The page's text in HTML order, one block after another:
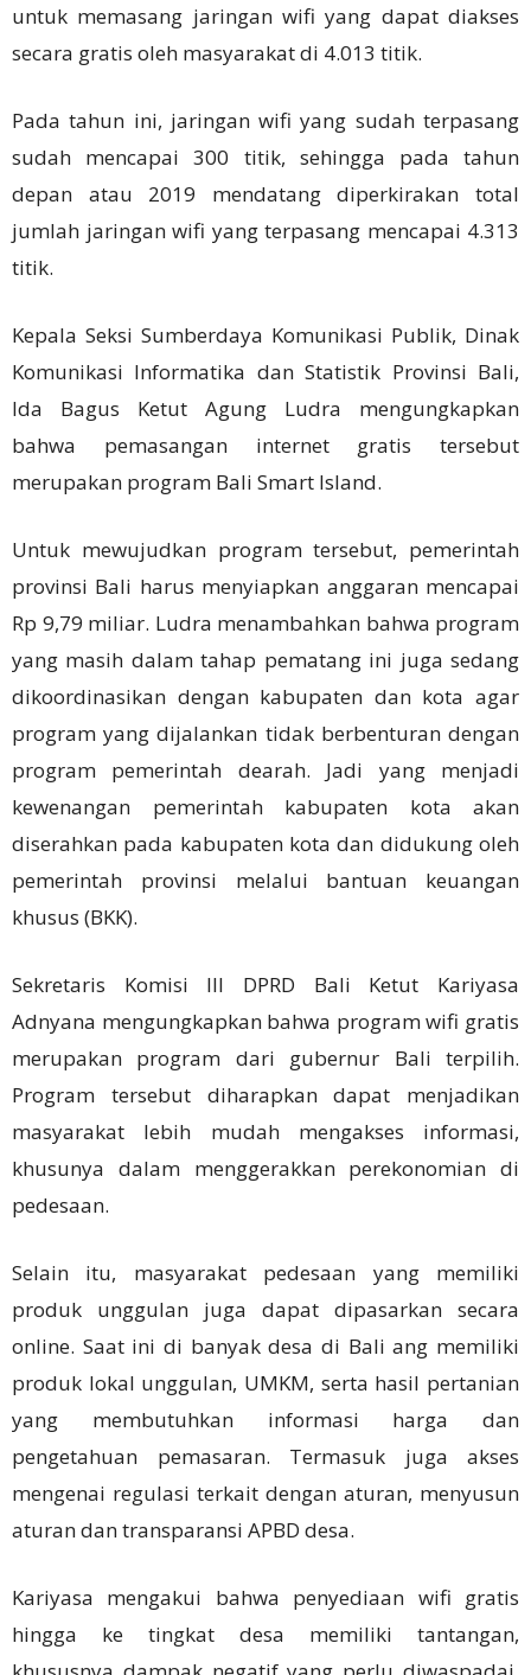
untuk memasang jaringan wifi yang dapat diakses
secara gratis oleh masyarakat di 4.013 titik.
Pada tahun ini, jaringan wifi yang sudah terpasang
sudah mencapai 300 titik, sehingga pada tahun
depan atau 2019 mendatang diperkirakan total
jumlah jaringan wifi yang terpasang mencapai 4.313
titik.
Kepala Seksi Sumberdaya Komunikasi Publik, Dinak
Komunikasi Informatika dan Statistik Provinsi Bali,
Ida Bagus Ketut Agung Ludra mengungkapkan
bahwa pemasangan internet gratis tersebut
merupakan program Bali Smart Island.
Untuk mewujudkan program tersebut, pemerintah
provinsi Bali harus menyiapkan anggaran mencapai
Rp 9,79 miliar. Ludra menambahkan bahwa program
yang masih dalam tahap pematang ini juga sedang
dikoordinasikan dengan kabupaten dan kota agar
program yang dijalankan tidak berbenturan dengan
program pemerintah dearah. Jadi yang menjadi
kewenangan pemerintah kabupaten kota akan
diserahkan pada kabupaten kota dan didukung oleh
pemerintah provinsi melalui bantuan keuangan
khusus (BKK).
Sekretaris Komisi III DPRD Bali Ketut Kariyasa
Adnyana mengungkapkan bahwa program wifi gratis
merupakan program dari gubernur Bali terpilih.
Program tersebut diharapkan dapat menjadikan
masyarakat lebih mudah mengakses informasi,
khusunya dalam menggerakkan perekonomian di
pedesaan.
Selain itu, masyarakat pedesaan yang memiliki
produk unggulan juga dapat dipasarkan secara
online. Saat ini di banyak desa di Bali ang memiliki
produk lokal unggulan, UMKM, serta hasil pertanian
yang membutuhkan informasi harga dan
pengetahuan pemasaran. Termasuk juga akses
mengenai regulasi terkait dengan aturan, menyusun
aturan dan transparansi APBD desa.
Kariyasa mengakui bahwa penyediaan wifi gratis
hingga ke tingkat desa memiliki tantangan,